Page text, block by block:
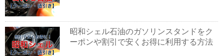
昭和シェル石油のガソリンスタンドをク
ーポンや割引で安くお得に利用する方法